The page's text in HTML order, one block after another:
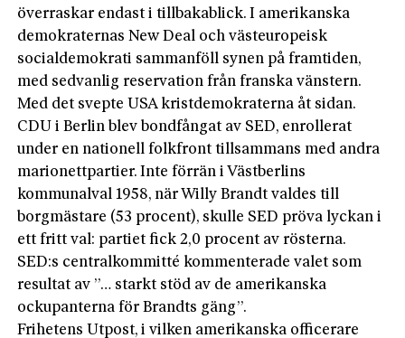
överraskar endast i tillbakablick. I amerikanska
demokraternas New Deal och västeuropeisk
socialdemokrati sammanföll synen på framtiden,
med sedvanlig reservation från franska vänstern.
Med det svepte USA kristdemokraterna åt sidan.
CDU i Berlin blev bondfångat av SED, enrollerat
under en nationell folkfront tillsammans med andra
marionettpartier. Inte förrän i Västberlins
kommunalval 1958, när Willy Brandt valdes till
borgmästare (53 procent), skulle SED pröva lyckan i
ett fritt val: partiet fick 2,0 procent av rösterna.
SED:s centralkommitté kommenterade valet som
resultat av ”… starkt stöd av de amerikanska
ockupanterna för Brandts gäng”.
Frihetens Utpost, i vilken amerikanska officerare